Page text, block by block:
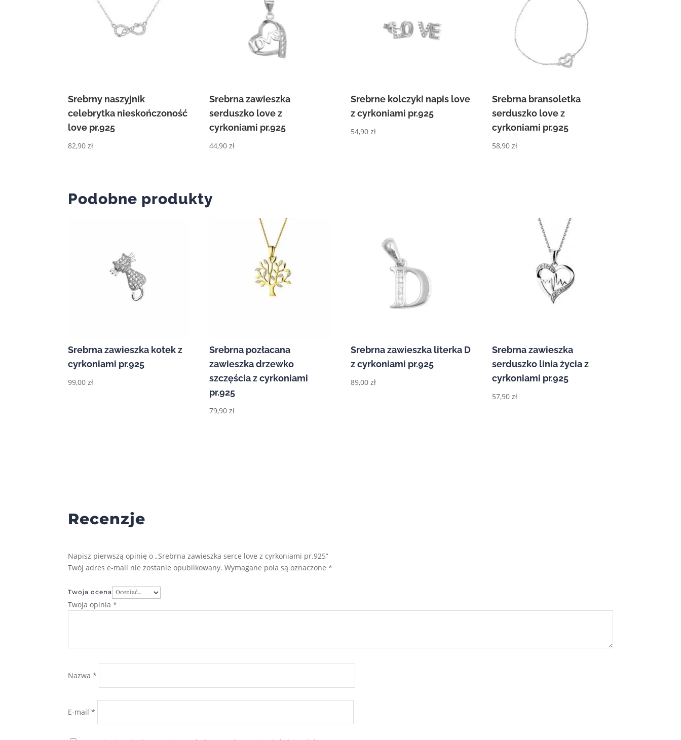
Srebrny naszyjnik
celebrytka nieskończoność
love pr.925
82,90zł
Srebrna zawieszka
serduszko love z
cyrkoniami pr.925
44,90zł
Srebrne kolczyki napis love
z cyrkoniami pr.925
54,90zł
Srebrna bransoletka
serduszko love z
cyrkoniami pr.925
58,90zł
Podobne produkty
Srebrna zawieszka kotek z
cyrkoniami pr.925
99,00zł
Srebrna pozłacana
zawieszka drzewko
szczęścia z cyrkoniami
pr.925
79,90zł
Srebrna zawieszka literka D
z cyrkoniami pr.925
89,00zł
Srebrna zawieszka
serduszko linia życia z
cyrkoniami pr.925
57,90zł
Recenzje
Napisz pierwszą opinię o „Srebrna zawieszka serce love z cyrkoniami pr.925”
Twój adres e-mail nie zostanie opublikowany. Wymagane pola są oznaczone*
Twoja ocena
Twoja opinia*
Nazwa*
E-mail*